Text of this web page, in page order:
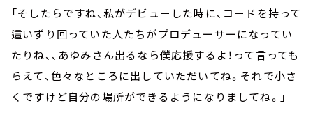
「そしたらですね、私がデビューした時に、コードを持って
這いずり回っていた人たちがプロデューサーになってい
たりね、、あゆみさん出るなら僕応援するよ！って言っても
らえて、色々なところに出していただいてね。それで小さ
くですけど自分の場所ができるようになりましてね。」